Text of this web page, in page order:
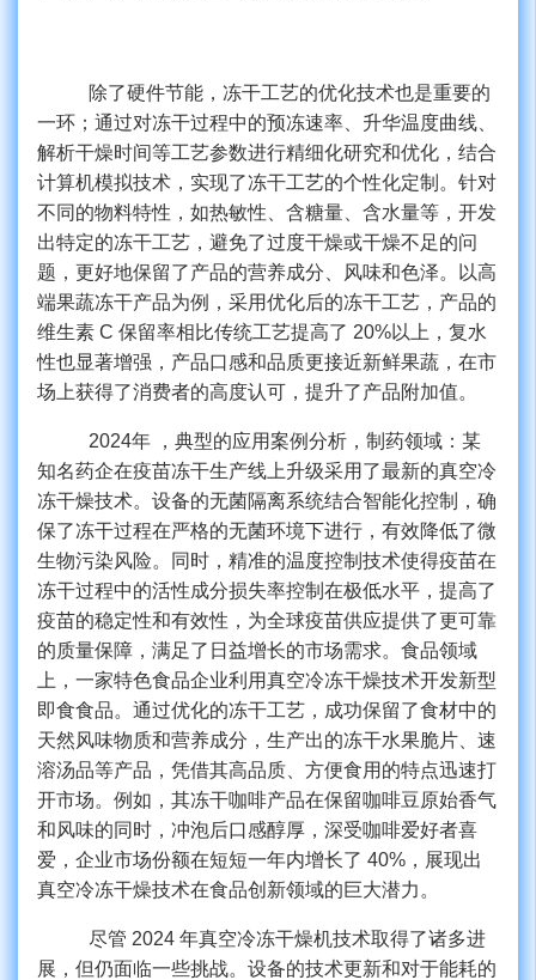
除了硬件节能，冻干工艺的优化技术也是重要的
一环； 通过对冻干过程中的预冻速率、升华温度曲线、
解析干燥时间等工艺参数进行精细化研究和优化，结合
计算机模拟技术，实现了冻干工艺的个性化定制。针对
不同的物料特性，如热敏性、含糖量、含水量等，开发
出特定的冻干工艺，避免了过度干燥或干燥不足的问
题，更好地保留了产品的营养成分、风味和色泽。以高
端果蔬冻干产品为例，采用优化后的冻干工艺，产品的
维生素 C 保留率相比传统工艺提高了 20%以上，复水
性也显著增强，产品口感和品质更接近新鲜果蔬，在市
场上获得了消费者的高度认可，提升了产品附加值。
2024年 ，典型的应用案例分析，制药领域：某
知名药企在疫苗冻干生产线上升级采用了最新的真空冷
冻干燥技术。设备的无菌隔离系统结合智能化控制，确
保了冻干过程在严格的无菌环境下进行，有效降低了微
生物污染风险。同时，精准的温度控制技术使得疫苗在
冻干过程中的活性成分损失率控制在极低水平，提高了
疫苗的稳定性和有效性，为全球疫苗供应提供了更可靠
的质量保障，满足了日益增长的市场需求。食品领域
上， 一家特色食品企业利用真空冷冻干燥技术开发新型
即食食品。通过优化的冻干工艺，成功保留了食材中的
天然风味物质和营养成分，生产出的冻干水果脆片、速
溶汤品等产品，凭借其高品质、方便食用的特点迅速打
开市场。例如，其冻干咖啡产品在保留咖啡豆原始香气
和风味的同时，冲泡后口感醇厚，深受咖啡爱好者喜
爱，企业市场份额在短短一年内增长了 40%，展现出
真空冷冻干燥技术在食品创新领域的巨大潜力。
尽管 2024 年真空冷冻干燥机技术取得了诸多进
展，但仍面临一些挑战。 设备的技术更新和对于能耗的